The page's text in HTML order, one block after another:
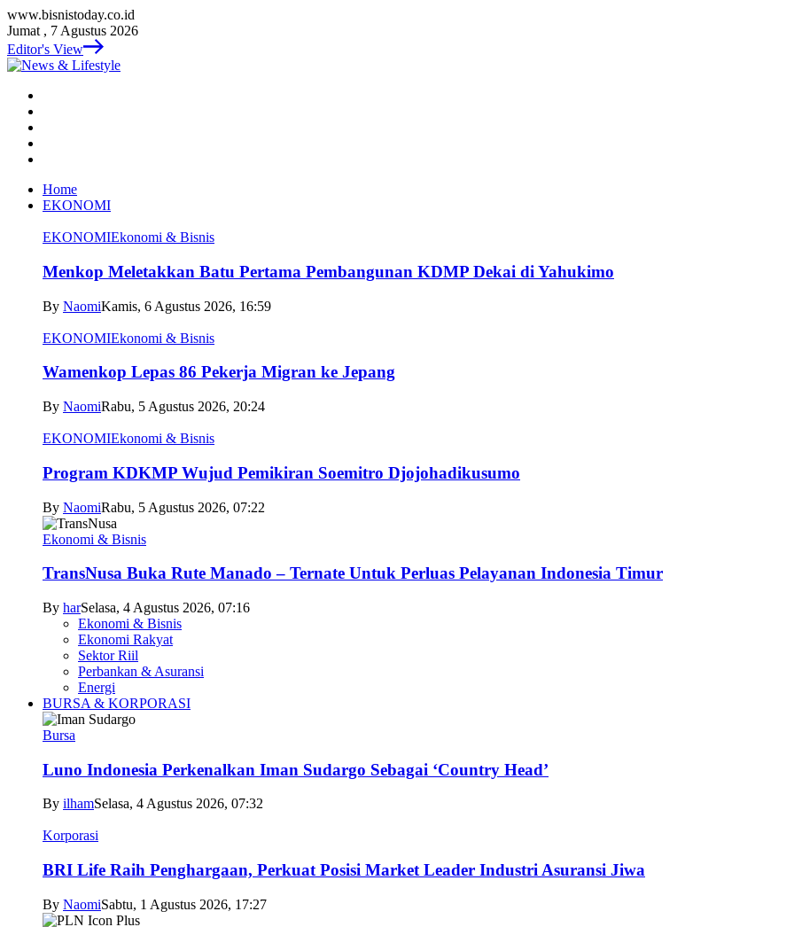
www.bisnistoday.co.id
Jumat , 7 Agustus 2026
Editor's View
Home
EKONOMI
EKONOMIEkonomi & Bisnis
Menkop Meletakkan Batu Pertama Pembangunan KDMP Dekai di Yahukimo
By NaomiKamis, 6 Agustus 2026, 16:59
EKONOMIEkonomi & Bisnis
Wamenkop Lepas 86 Pekerja Migran ke Jepang
By NaomiRabu, 5 Agustus 2026, 20:24
EKONOMIEkonomi & Bisnis
Program KDKMP Wujud Pemikiran Soemitro Djojohadikusumo
By NaomiRabu, 5 Agustus 2026, 07:22
Ekonomi & Bisnis
TransNusa Buka Rute Manado – Ternate Untuk Perluas Pelayanan Indonesia Timur
By harSelasa, 4 Agustus 2026, 07:16
Ekonomi & Bisnis
Ekonomi Rakyat
Sektor Riil
Perbankan & Asuransi
Energi
BURSA & KORPORASI
Bursa
Luno Indonesia Perkenalkan Iman Sudargo Sebagai ‘Country Head’
By ilhamSelasa, 4 Agustus 2026, 07:32
Korporasi
BRI Life Raih Penghargaan, Perkuat Posisi Market Leader Industri Asuransi Jiwa
By NaomiSabtu, 1 Agustus 2026, 17:27